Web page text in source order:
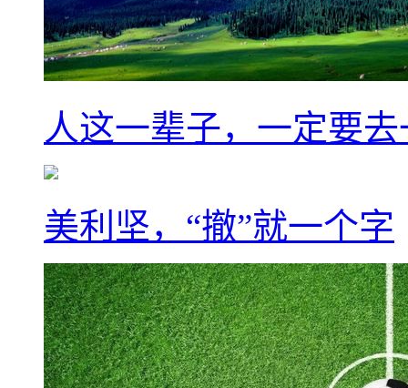
人这一辈子，一定要
美利坚，“撤”就一个字